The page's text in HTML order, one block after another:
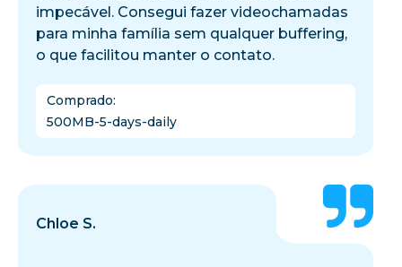
impecável. Consegui fazer videochamadas
para minha família sem qualquer buffering,
o que facilitou manter o contato.
Comprado:
500MB-5-days-daily
Chloe S.